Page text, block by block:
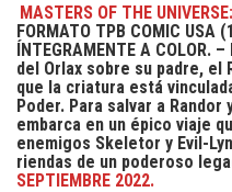
MASTERS OF THE
FORMATO TPB COMIC USA
ÍNTEGRAMENTE A COLOR.
del Orlax sobre su padre, el
que la criatura está
Poder. Para salvar a
embarca en un épico viaje
enemigos Skeletor y Evil-
riendas de un poderoso
SEPTIEMBRE 2022.